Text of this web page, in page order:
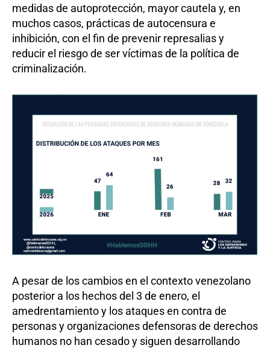
medidas de autoprotección, mayor cautela y, en
muchos casos, prácticas de autocensura e
inhibición, con el fin de prevenir represalias y
reducir el riesgo de ser víctimas de la política de
criminalización.
A pesar de los cambios en el contexto venezolano
posterior a los hechos del 3 de enero, el
amedrentamiento y los ataques en contra de
personas y organizaciones defensoras de derechos
humanos no han cesado y siguen desarrollando